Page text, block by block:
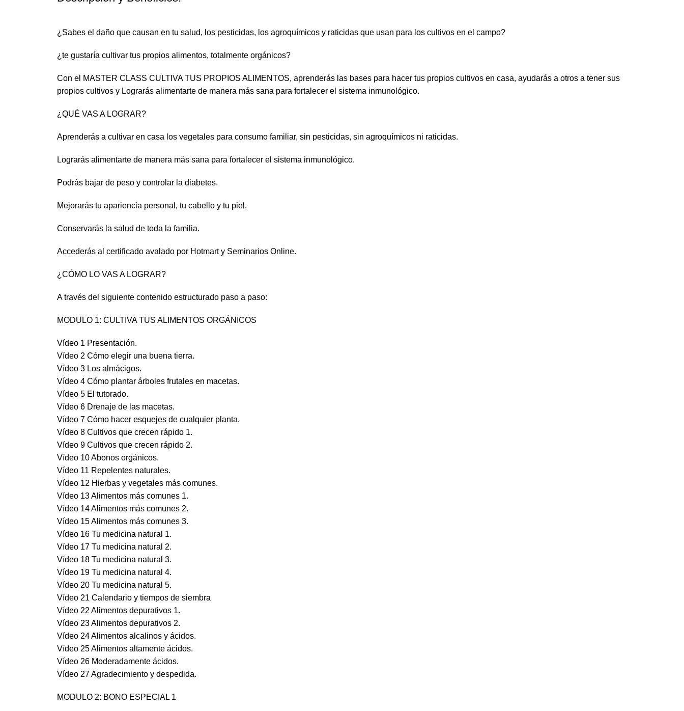
¿Sabes el daño que causan en tu salud, los pesticidas, los agroquímicos y raticidas que usan para los cultivos en el campo?
¿te gustaría cultivar tus propios alimentos, totalmente orgánicos?
Con el MASTER CLASS CULTIVA TUS PROPIOS ALIMENTOS, aprenderás las bases para hacer tus propios cultivos en casa, ayudarás a otros a tener sus
propios cultivos y Lograrás alimentarte de manera más sana para fortalecer el sistema inmunológico.
¿QUÉ VAS A LOGRAR?
Aprenderás a cultivar en casa los vegetales para consumo familiar, sin pesticidas, sin agroquímicos ni raticidas.
Lograrás alimentarte de manera más sana para fortalecer el sistema inmunológico.
Podrás bajar de peso y controlar la diabetes.
Mejorarás tu apariencia personal, tu cabello y tu piel.
Conservarás la salud de toda la familia.
Accederás al certificado avalado por Hotmart y Seminarios Online.
¿CÓMO LO VAS A LOGRAR?
A través del siguiente contenido estructurado paso a paso:
MODULO 1: CULTIVA TUS ALIMENTOS ORGÁNICOS
Vídeo 1 Presentación.
Vídeo 2 Cómo elegir una buena tierra.
Vídeo 3 Los almácigos.
Vídeo 4 Cómo plantar árboles frutales en macetas.
Vídeo 5 El tutorado.
Vídeo 6 Drenaje de las macetas.
Vídeo 7 Cómo hacer esquejes de cualquier planta.
Vídeo 8 Cultivos que crecen rápido 1.
Vídeo 9 Cultivos que crecen rápido 2.
Vídeo 10 Abonos orgánicos.
Vídeo 11 Repelentes naturales.
Vídeo 12 Hierbas y vegetales más comunes.
Vídeo 13 Alimentos más comunes 1.
Vídeo 14 Alimentos más comunes 2.
Vídeo 15 Alimentos más comunes 3.
Vídeo 16 Tu medicina natural 1.
Vídeo 17 Tu medicina natural 2.
Vídeo 18 Tu medicina natural 3.
Vídeo 19 Tu medicina natural 4.
Vídeo 20 Tu medicina natural 5.
Vídeo 21 Calendario y tiempos de siembra
Vídeo 22 Alimentos depurativos 1.
Vídeo 23 Alimentos depurativos 2.
Vídeo 24 Alimentos alcalinos y ácidos.
Vídeo 25 Alimentos altamente ácidos.
Vídeo 26 Moderadamente ácidos.
Vídeo 27 Agradecimiento y despedida.
MODULO 2: BONO ESPECIAL 1